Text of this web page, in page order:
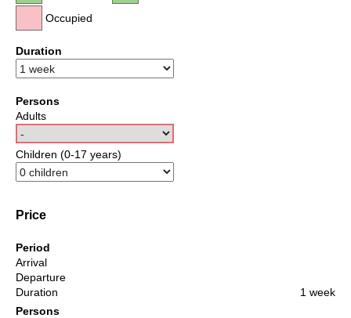
Occupied
Duration
Persons
Adults
Children (0-17 years)
Price
Period
Arrival
Departure
Duration
1 week
Persons